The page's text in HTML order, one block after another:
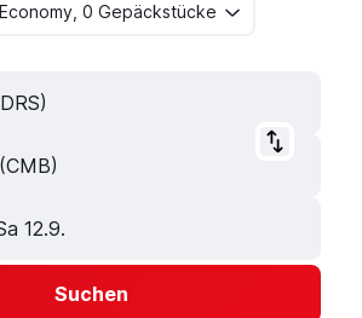
0 Gepäckstücke
12.9.
Suchen